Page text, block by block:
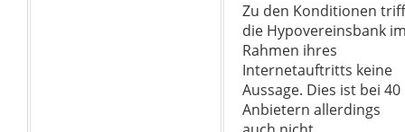
Zu den Konditionen
die Hypovereinsbank
Rahmen ihres
Internetauftritts keine
Aussage. Dies ist bei 40
Anbietern allerdings